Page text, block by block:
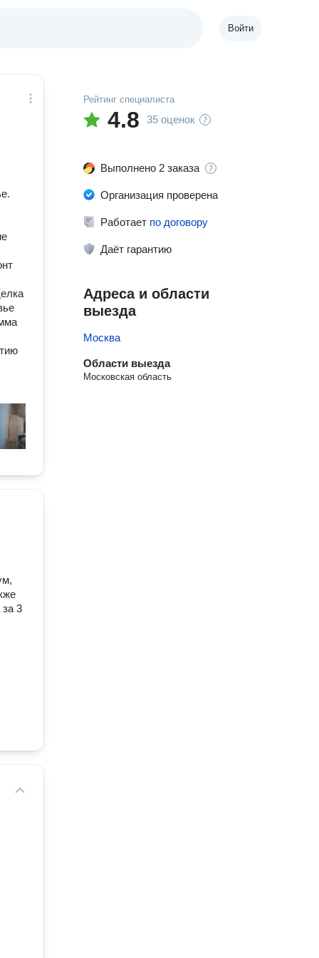
Войти
3
Рейтинг специалиста
4.8 35 оценок
Выполнено 2 заказа
Организация проверена
Работает по договору
Даёт гарантию
Адреса и области
выезда
Москва
Области выезда
Московская область